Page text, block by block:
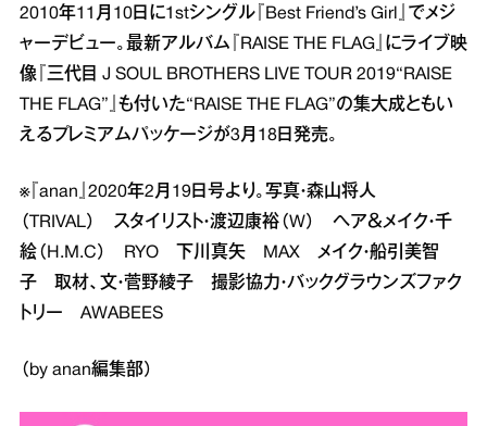
2010年11月10日に1stシングル『Best Friend’s Girl』でメジ
ャーデビュー。最新アルバム『RAISE THE FLAG』にライブ映
像『三代目 J SOUL BROTHERS LIVE TOUR 2019“RAISE
THE FLAG”』も付いた“RAISE THE FLAG”の集大成ともい
えるプレミアムパッケージが3月18日発売。
※『anan』2020年2月19日号より。写真・森山将人
（TRIVAL） スタイリスト・渡辺康裕（W） ヘア＆メイク・千
絵（H.M.C） RYO 下川真矢 MAX メイク・船引美智
子 取材、文・菅野綾子 撮影協力・バックグラウンズファク
トリー AWABEES
（by anan編集部）